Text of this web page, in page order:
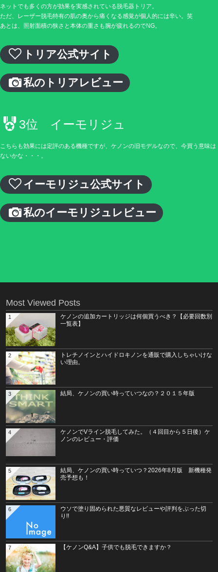
ネットでも多くの方が効果を実感されている脱毛器トリア。
ただ、レーザー脱毛特有の肌の奥から痛くなる感覚が個人的には辛い。笑
あとは、照射面積の狭さと本体の重さも腕が疲れるのでNG。
トリア公式サイト
私のトリアレビュー
3位 イーモリジュ
こちらも効果には定評のある機種ですが、ケノンの旧モデルなので、今買う意味は
ないかな・・・。
イーモリジュ公式サイト
私のイーモリジュレビュー
Most Viewed Posts
ケノンの追加カートリッジは何個買うべき？【必要回数別
一覧表】
1
トレチノインとハイドロキノンを通販で購入しちゃいけな
い理由。
2
結局、ケノンの買い時っていつなの？２０１５年版
3
ケノンでVライン脱毛してみた。（４回目から５日後）ケ
ノンのレビュー・評価
4
結局、ケノンの買い時っていつ？2026年8月版 新機種発
売予想も！
5
ウソで塗り固められた悪質なレビューや評判をぶった切
り!!
6
【ケノンQ&A】子供でも脱毛できますか？
7